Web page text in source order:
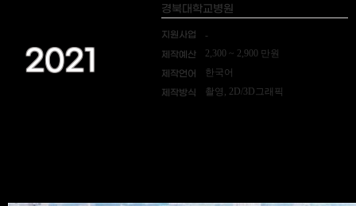
2021
경북대학교병원
지원사업 -
제작예산 2,300 ~ 2,900 만원
제작언어 한국어
제작방식 촬영, 2D/3D그래픽